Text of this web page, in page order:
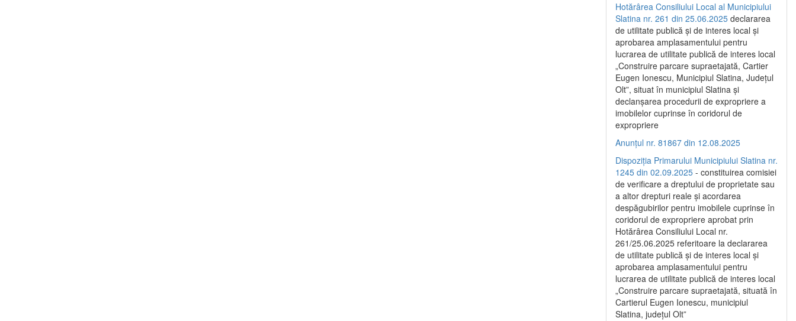
Hotărârea Consiliului Local al Municipiului
Slatina nr. 261 din 25.06.2025 declararea
de utilitate publică și de interes local și
aprobarea amplasamentului pentru
lucrarea de utilitate publică de interes local
„Construire parcare supraetajată, Cartier
Eugen Ionescu, Municipiul Slatina, Județul
Olt”, situat în municipiul Slatina și
declanșarea procedurii de expropriere a
imobilelor cuprinse în coridorul de
expropriere
Anunțul nr. 81867 din 12.08.2025
Dispoziția Primarului Municipiului Slatina nr.
1245 din 02.09.2025 - constituirea comisiei
de verificare a dreptului de proprietate sau
a altor drepturi reale și acordarea
despăgubirilor pentru imobilele cuprinse în
coridorul de expropriere aprobat prin
Hotărârea Consiliului Local nr.
261/25.06.2025 referitoare la declararea
de utilitate publică și de interes local și
aprobarea amplasamentului pentru
lucrarea de utilitate publică de interes local
„Construire parcare supraetajată, situată în
Cartierul Eugen Ionescu, municipiul
Slatina, județul Olt”